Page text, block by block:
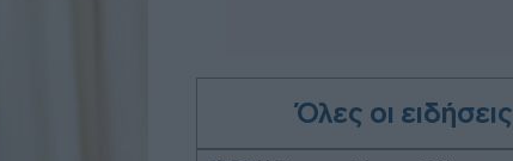
Όλες οι ειδήσεις